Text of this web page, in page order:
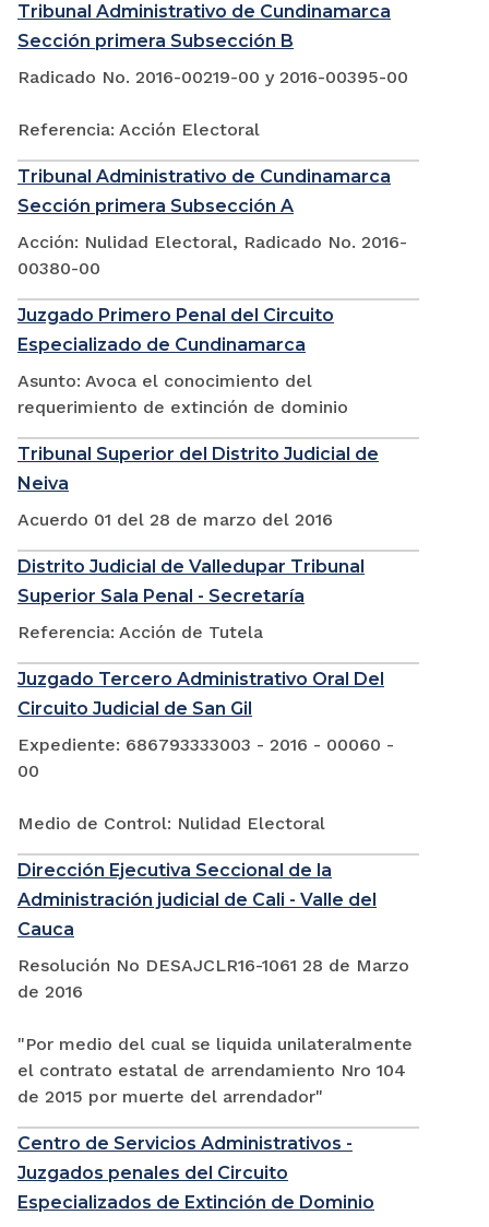
Tribunal Administrativo de Cundinamarca
Sección primera Subsección B
Radicado No. 2016-00219-00 y 2016-00395-00
Referencia: Acción Electoral
Tribunal Administrativo de Cundinamarca
Sección primera Subsección A
Acción: Nulidad Electoral, Radicado No. 2016-
00380-00
Juzgado Primero Penal del Circuito
Especializado de Cundinamarca
Asunto: Avoca el conocimiento del
requerimiento de extinción de dominio
Tribunal Superior del Distrito Judicial de
Neiva
Acuerdo 01 del 28 de marzo del 2016
Distrito Judicial de Valledupar Tribunal
Superior Sala Penal - Secretaría
Referencia: Acción de Tutela
Juzgado Tercero Administrativo Oral Del
Circuito Judicial de San Gil
Expediente: 686793333003 - 2016 - 00060 -
00
Medio de Control: Nulidad Electoral
Dirección Ejecutiva Seccional de la
Administración judicial de Cali - Valle del
Cauca
Resolución No DESAJCLR16-1061 28 de Marzo
de 2016
"Por medio del cual se liquida unilateralmente
el contrato estatal de arrendamiento Nro 104
de 2015 por muerte del arrendador"
Centro de Servicios Administrativos -
Juzgados penales del Circuito
Especializados de Extinción de Dominio